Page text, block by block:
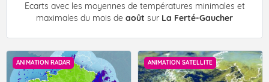
Écarts avec les moyennes de températures minimales et
maximales du mois de août sur La Ferté-Gaucher
ANIMATION RADAR ANIMATION SATELLITE